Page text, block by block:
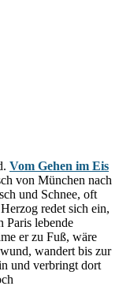
Vom Gehen im Eis
von München nach
und Schnee, oft
redet sich ein,
Paris lebende
er zu Fuß, wäre
wandert bis zur
und verbringt dort